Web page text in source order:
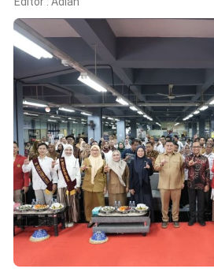
Hukrim
Pendidikan
Peristiwa
Olahraga
Ekonomi
Memori